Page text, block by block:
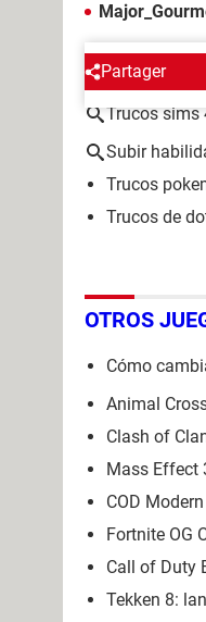
Partager
Trucos sims
Subir
Trucos
Trucos de
OTROS
Cómo
Animal
Clash of
Mass Effect
COD
Fortnite OG
Call of Duty
Tekken 8: